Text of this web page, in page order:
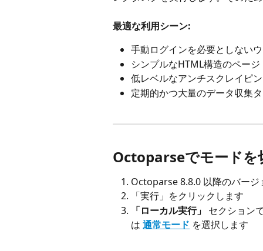
最適な利用シーン:
手動ログインを必要としない
シンプルなHTML構造のページ
低レベルなアンチスクレイピ
定期的かつ大量のデータ収集
Octoparseでモードを
Octoparse 8.8.0 以降のバー
「実行」をクリックします
「ローカル実行」 セクション
は 通常モード を選択します